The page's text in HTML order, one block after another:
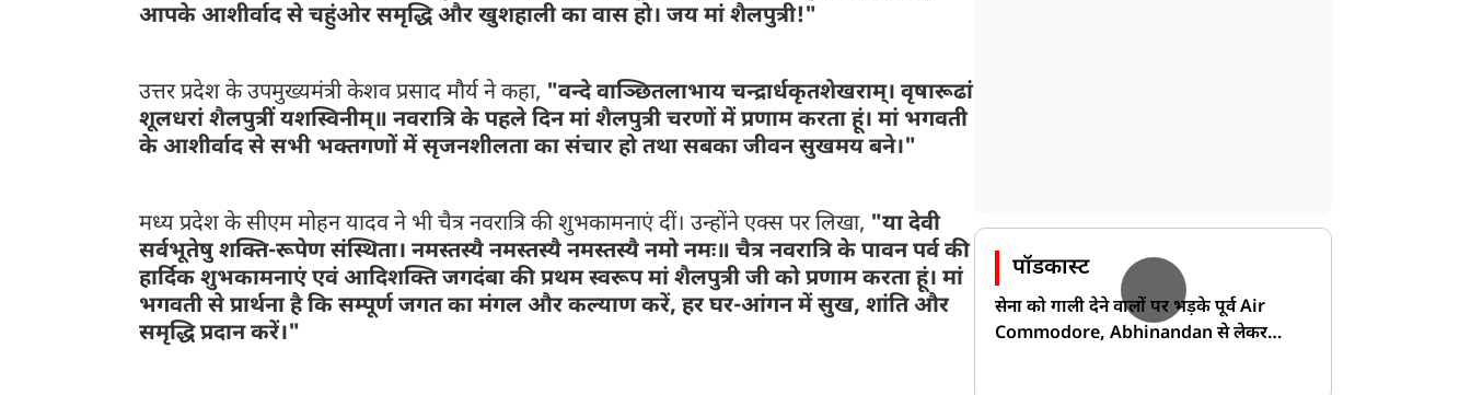
आपके आशीर्वाद से चहुंओर समृद्धि और खुशहाली का वास हो। जय मां शैलपुत्री!"
उत्तर प्रदेश के उपमुख्यमंत्री केशव प्रसाद मौर्य ने कहा, "वन्दे वाञ्छितलाभाय चन्द्रार्धकृतशेखराम्। वृषारूढां
शूलधरां शैलपुत्रीं यशस्विनीम्॥ नवरात्रि के पहले दिन मां शैलपुत्री चरणों में प्रणाम करता हूं। मां भगवती
के आशीर्वाद से सभी भक्तगणों में सृजनशीलता का संचार हो तथा सबका जीवन सुखमय बने।"
मध्य प्रदेश के सीएम मोहन यादव ने भी चैत्र नवरात्रि की शुभकामनाएं दीं। उन्होंने एक्स पर लिखा, "या देवी
सर्वभूतेषु शक्ति-रूपेण संस्थिता। नमस्तस्यै नमस्तस्यै नमस्तस्यै नमो नमः॥ चैत्र नवरात्रि के पावन पर्व की
हार्दिक शुभकामनाएं एवं आदिशक्ति जगदंबा की प्रथम स्वरूप मां शैलपुत्री जी को प्रणाम करता हूं। मां
भगवती से प्रार्थना है कि सम्पूर्ण जगत का मंगल और कल्याण करें, हर घर-आंगन में सुख, शांति और
समृद्धि प्रदान करें।"
पॉडकास्ट
सेना को गाली देने वालों पर भड़के पूर्व Air
Commodore, Abhinandan से लेकर